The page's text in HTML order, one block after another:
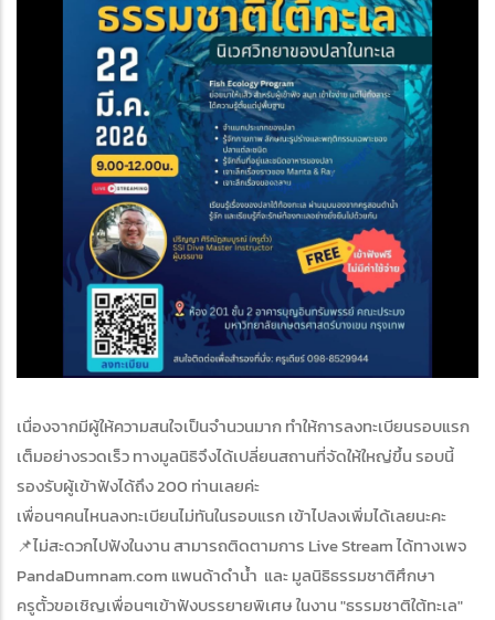
เนื่องจากมีผู้ให้ความสนใจเป็นจำนวนมาก ทำให้การลงทะเบียนรอบแรก
เต็มอย่างรวดเร็ว ทางมูลนิธิจึงได้เปลี่ยนสถานที่จัดให้ใหญ่ขึ้น รอบนี้
รองรับผู้เข้าฟังได้ถึง 200 ท่านเลยค่ะ
เพื่อนๆคนไหนลงทะเบียนไม่ทันในรอบแรก เข้าไปลงเพิ่มได้เลยนะคะ
📌ไม่สะดวกไปฟังในงาน สามารถติดตามการ Live Stream ได้ทางเพจ
PandaDumnam.com แพนด้าดำน้ำ และ มูลนิธิธรรมชาติศึกษา
ครูตั้วขอเชิญเพื่อนๆเข้าฟังบรรยายพิเศษ ในงาน "ธรรมชาติใต้ทะเล"